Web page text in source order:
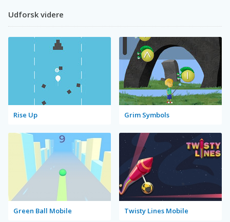
Udforsk videre
Rise Up Grim Symbols
Green Ball Mobile Twisty Lines Mobile